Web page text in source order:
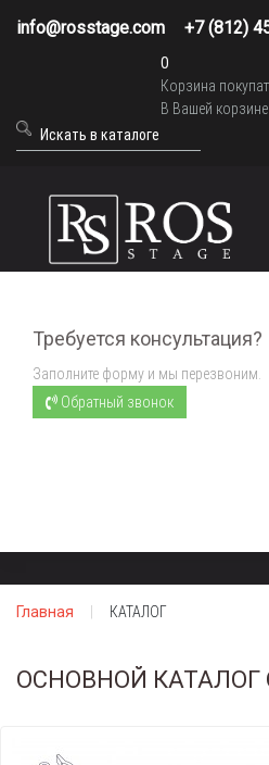
info@rosstage.com +7 (812)
0
Корзина
В Вашей корзине
Требуется консультация?
Заполните форму и мы перезвоним.
Обратный звонок
Главная КАТАЛОГ
ОСНОВНОЙ